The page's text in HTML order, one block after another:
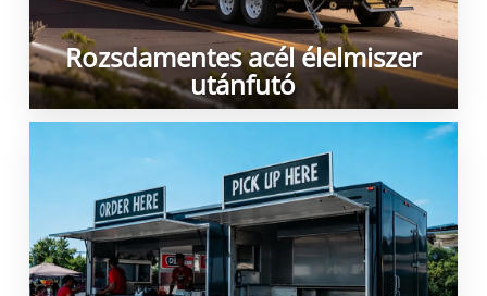
Rozsdamentes acél élelmiszer
utánfutó